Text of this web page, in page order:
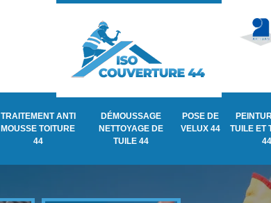
TRAITEMENT ANTI
MOUSSE TOITURE
44
DÉMOUSSAGE
NETTOYAGE DE
TUILE 44
POSE DE
VELUX 44
TUILE ET
44